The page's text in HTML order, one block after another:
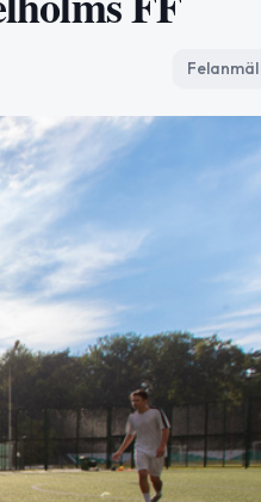
Felanmäl